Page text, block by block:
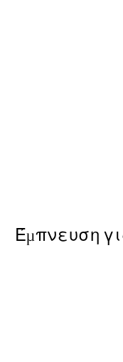
Έμπνευση